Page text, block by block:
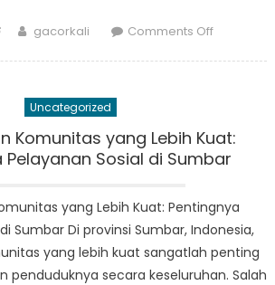
Author
gacorkali Comments Offon
Evolusi
Program
di
Sumatera
Barat
Uncategorized
Komunitas yang Lebih Kuat:
Pelayanan Sosial di Sumbar
yang Lebih Kuat: Pentingnya
Sumbar Di provinsi Sumbar, Indonesia,
yang lebih kuat sangatlah penting
penduduknya secara keseluruhan. Salah